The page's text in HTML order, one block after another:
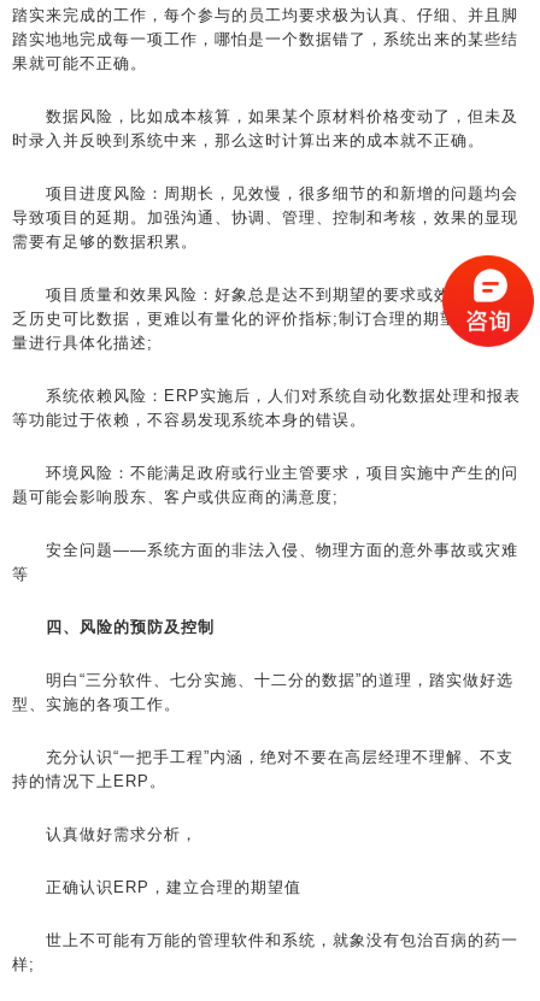
踏实来完成的工作，每个参与的员工均要求极为认真、仔细、并且脚
踏实地地完成每一项工作，哪怕是一个数据错了，系统出来的某些结
果就可能不正确。
数据风险，比如成本核算，如果某个原材料价格变动了，但未及
时录入并反映到系统中来，那么这时计算出来的成本就不正确。
项目进度风险：周期长，见效慢，很多细节的和新增的问题均会
导致项目的延期。加强沟通、协调、管理、控制和考核，效果的显现
需要有足够的数据积累。
项目质量和效果风险：好象总是达不到期望的要求或效果。也缺
乏历史可比数据，更难以有量化的评价指标;制订合理的期望值，并尽
量进行具体化描述;
系统依赖风险：ERP实施后，人们对系统自动化数据处理和报表
等功能过于依赖，不容易发现系统本身的错误。
环境风险：不能满足政府或行业主管要求，项目实施中产生的问
题可能会影响股东、客户或供应商的满意度;
安全问题——系统方面的非法入侵、物理方面的意外事故或灾难
等
四、风险的预防及控制
明白“三分软件、七分实施、十二分的数据”的道理，踏实做好选
型、实施的各项工作。
充分认识“一把手工程”内涵，绝对不要在高层经理不理解、不支
持的情况下上ERP。
认真做好需求分析，
正确认识ERP，建立合理的期望值
世上不可能有万能的管理软件和系统，就象没有包治百病的药一
样;